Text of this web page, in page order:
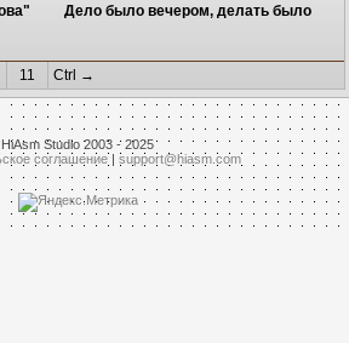
Дело было вечером, делать было
11 Ctrl →
HiAsm Studio 2003 - 2025
соглашение| support@hiasm.com